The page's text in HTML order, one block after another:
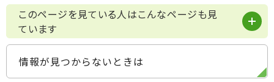
このページを見ている人はこんなページも見
ています
情報が見つからないときは